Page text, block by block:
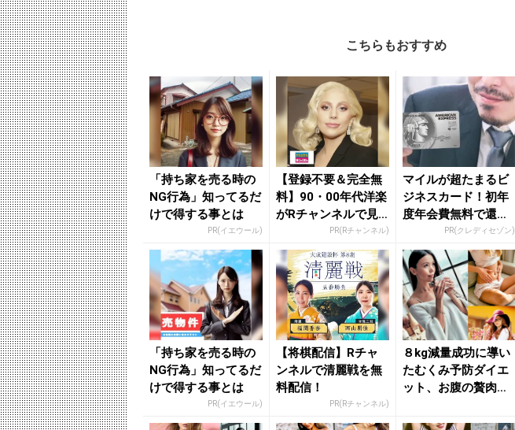
こちらもおすすめ
「持ち家を売る時の
NG行為」知ってるだ
けで得する事とは
PR(イエウール)
【登録不要＆完全無
料】90・00年代洋楽
がRチャンネルで見
PR(Rチャンネル)
マイルが超たまるビ
ジネスカード！初年
度年会費無料で還元
率最大1.125%PR(クレディセゾン)
「持ち家を売る時の
NG行為」知ってるだ
けで得する事とは
PR(イエウール)
【将棋配信】Rチャ
ンネルで清麗戦を無
料配信！
PR(Rチャンネル)
８kg減量成功に導い
たむくみ予防ダイエ
ット、お腹の贅肉を
簡単習...